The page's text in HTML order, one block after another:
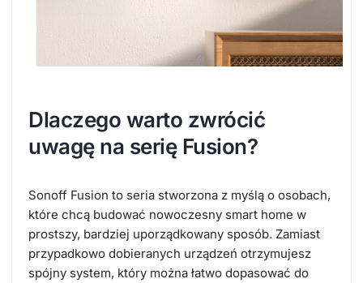
Dlaczego warto zwrócić
uwagę na serię Fusion?
Sonoff Fusion to seria stworzona z myślą o osobach,
które chcą budować nowoczesny smart home w
prostszy, bardziej uporządkowany sposób. Zamiast
przypadkowo dobieranych urządzeń otrzymujesz
spójny system, który można łatwo dopasować do